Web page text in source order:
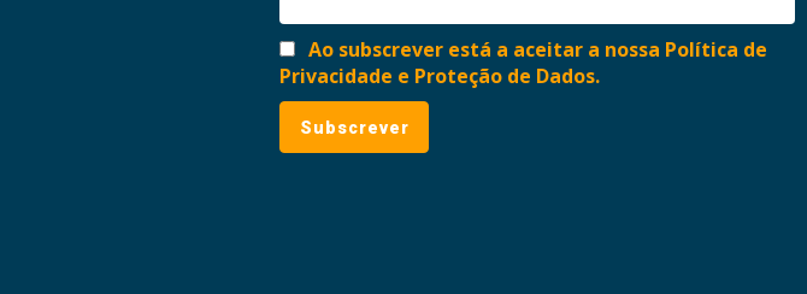
Ao subscrever está a aceitar a nossa Política de
Privacidade e Proteção de Dados.